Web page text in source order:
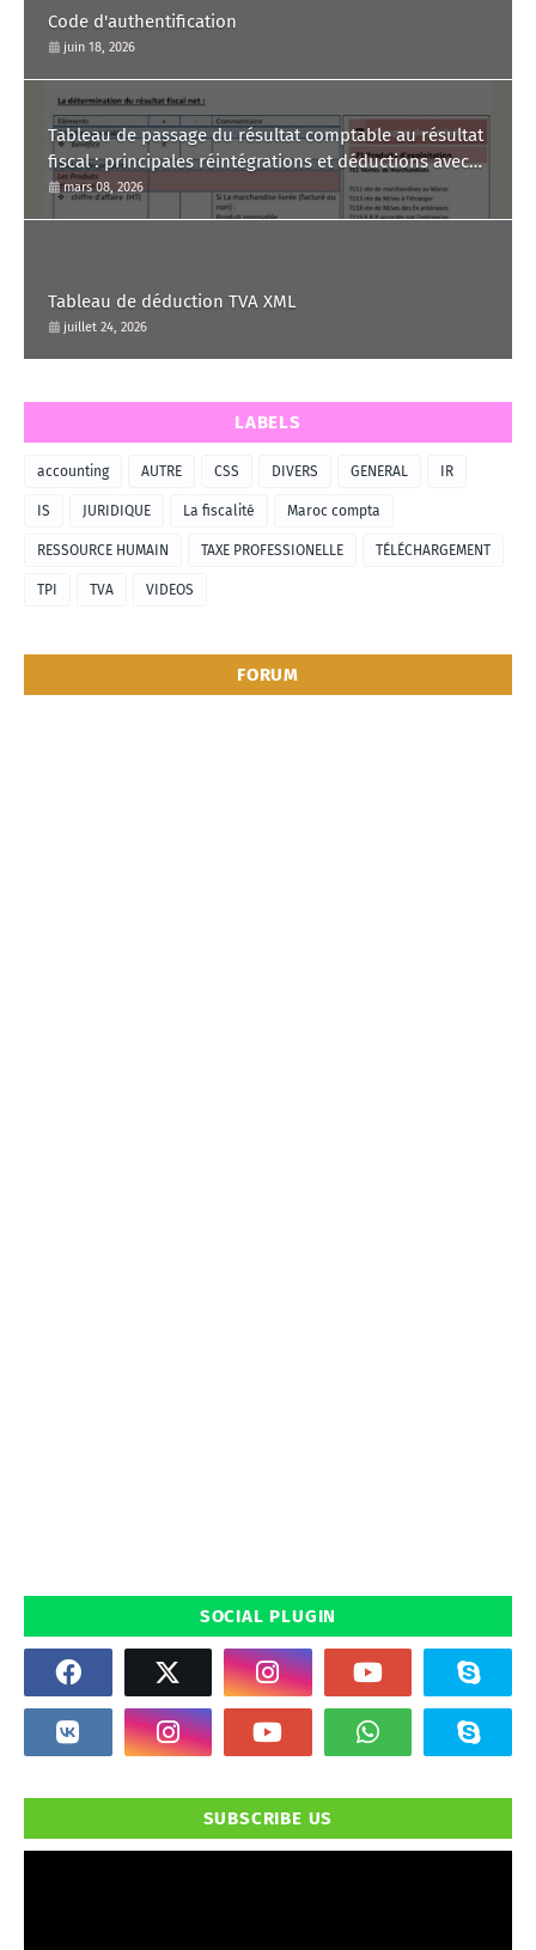
Code d'authentification
juin 18, 2026
Tableau de passage du résultat comptable au résultat
fiscal : principales réintégrations et déductions avec
commentaire.
mars 08, 2026
Tableau de déduction TVA XML
juillet 24, 2026
LABELS
accounting AUTRE CSS DIVERS GENERAL IR
IS JURIDIQUE La fiscalité Maroc compta
RESSOURCE HUMAIN TAXE PROFESSIONELLE TÉLÉCHARGEMENT
TPI TVA VIDEOS
FORUM
SOCIAL PLUGIN
SUBSCRIBE US